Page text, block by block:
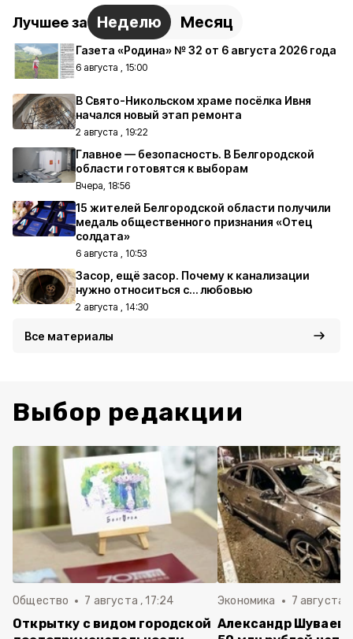
Лучшее за Неделю Месяц
Газета «Родина» № 32 от 6 августа 2026 года
6 августа , 15:00
В Свято-Никольском храме посёлка Ивня
начался новый этап ремонта
2 августа , 19:22
Главное — безопасность. В Белгородской
области готовятся к выборам
Вчера, 18:56
15 жителей Белгородской области получили
медаль общественного признания «Отец
солдата»
6 августа , 10:53
Засор, ещё засор. Почему к канализации
нужно относиться с… любовью
2 августа , 14:30
Все материалы
Выбор редакции
Общество 7 августа , 17:24
Открытку с видом городской
Экономика 7 августа ,
Александр